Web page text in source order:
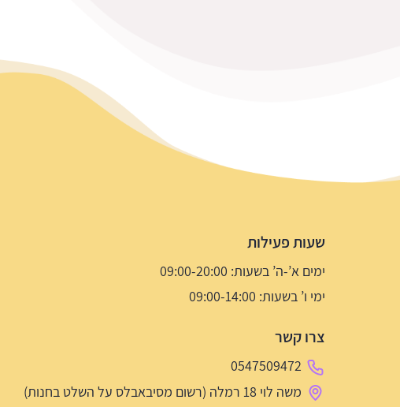
שעות פעילות
ימים א’-ה’ בשעות: 09:00-20:00
ימי ו’ בשעות: 09:00-14:00
צרו קשר
0547509472
משה לוי 18 רמלה (רשום מסיבאבלס על השלט בחנות)